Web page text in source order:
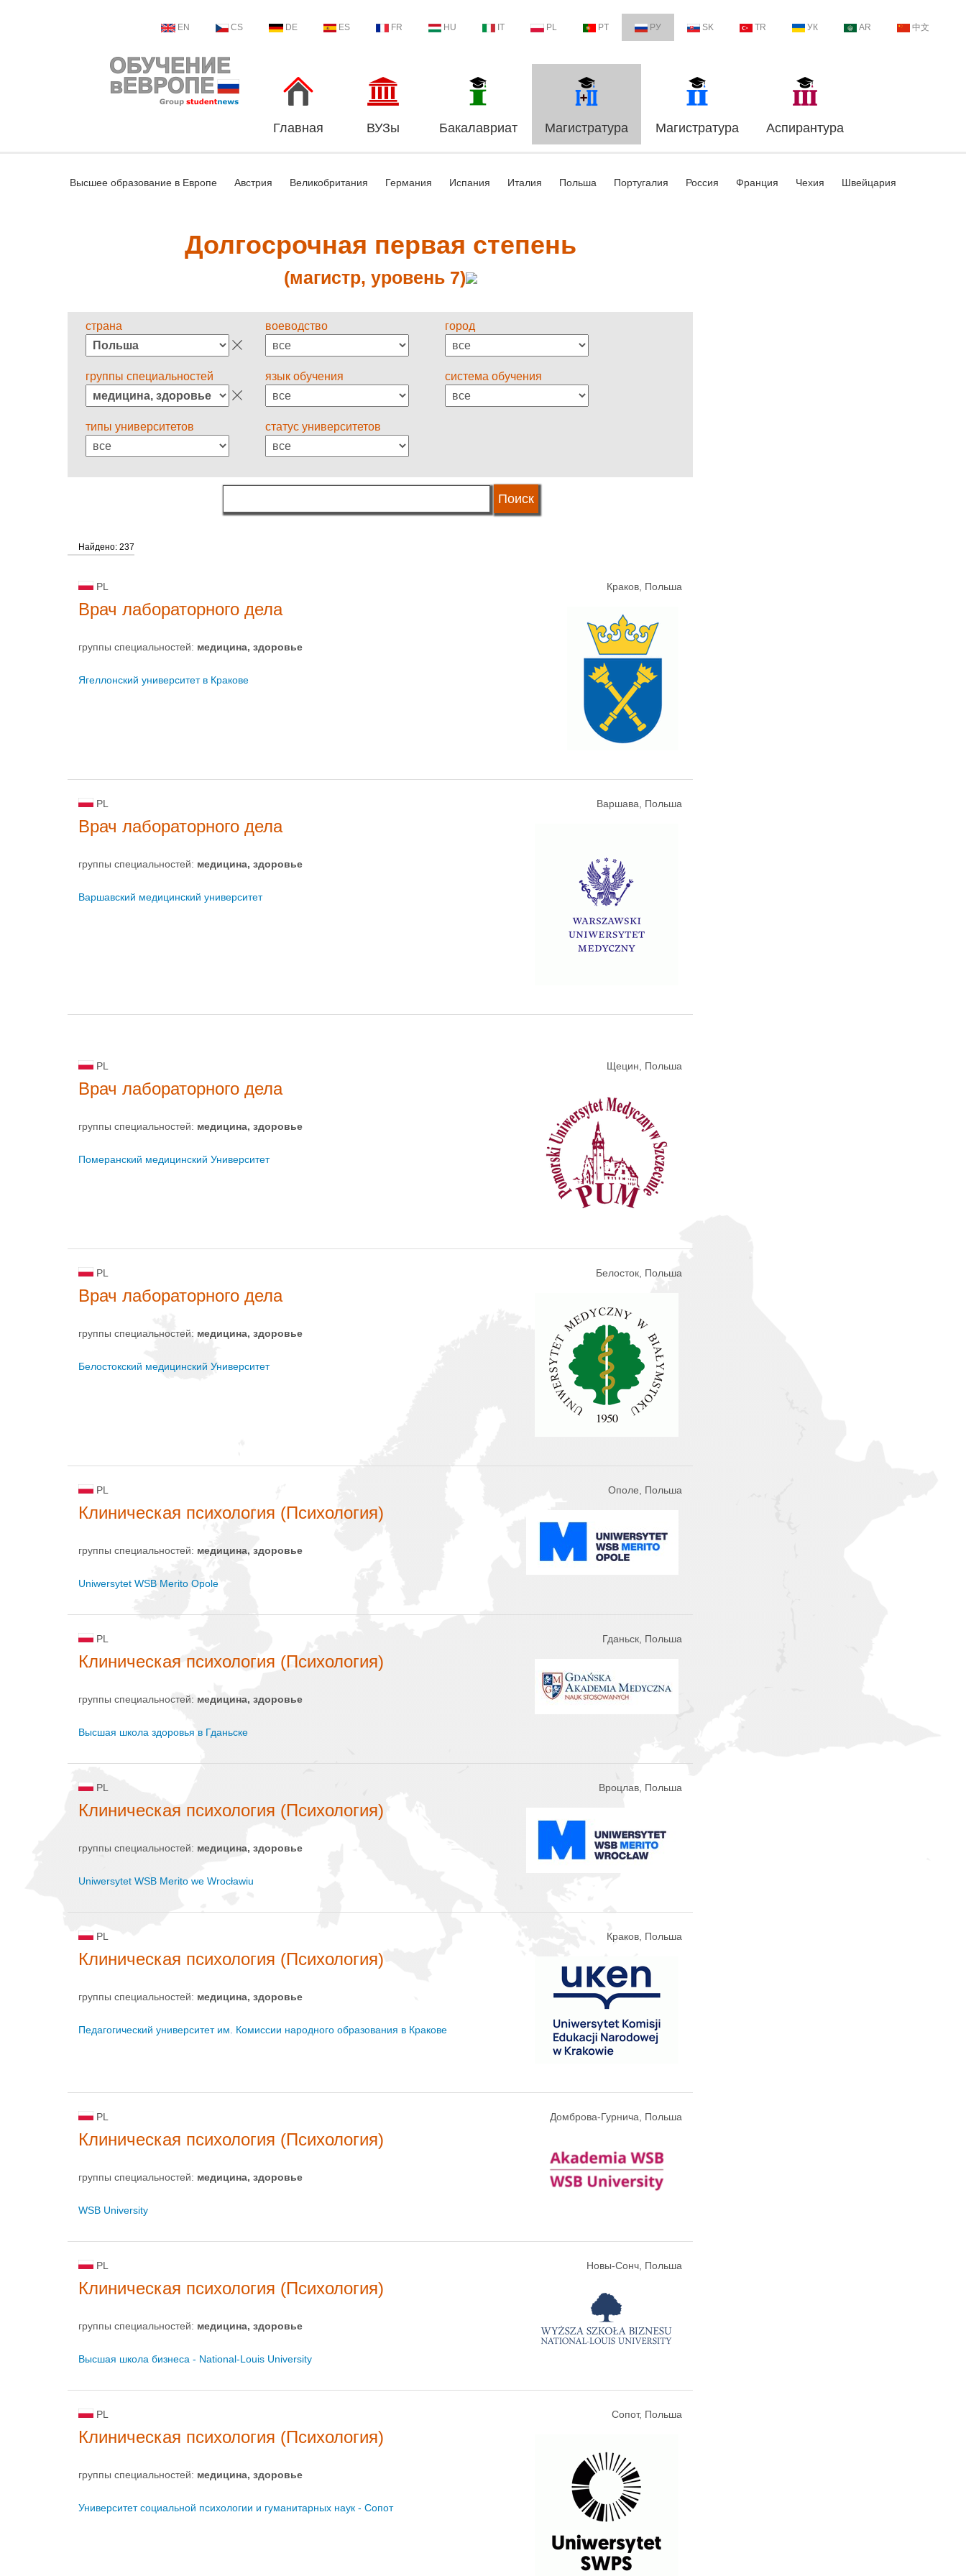
EN CS DE ES FR HU IT PL PT РУ SK TR УК AR 中文
Главная ВУЗы Бакалавриат Магистратура Магистратура Аспирантура
Высшее образование в Европе Австрия Великобритания Германия Испания Италия Польша Португалия Россия Франция Чехия Швейцария
Долгосрочная первая степень
(магистр, уровень 7)
страна воеводство город
группы специальностей язык обучения система обучения
типы университетов статус университетов
Найдено: 237
PL Краков, Польша
Врач лабораторного дела
группы специальностей: медицина, здоровье
Ягеллонский университет в Кракове
PL Варшава, Польша
Врач лабораторного дела
группы специальностей: медицина, здоровье
Варшавский медицинский университет
PL Щецин, Польша
Врач лабораторного дела
группы специальностей: медицина, здоровье
Померанский медицинский Университет
PL Белосток, Польша
Врач лабораторного дела
группы специальностей: медицина, здоровье
Белостокский медицинский Университет
PL Ополе, Польша
Клиническая психология (Психология)
группы специальностей: медицина, здоровье
Uniwersytet WSB Merito Opole
PL Гданьск, Польша
Клиническая психология (Психология)
группы специальностей: медицина, здоровье
Высшая школа здоровья в Гданьске
PL Вроцлав, Польша
Клиническая психология (Психология)
группы специальностей: медицина, здоровье
Uniwersytet WSB Merito we Wrocławiu
PL Краков, Польша
Клиническая психология (Психология)
группы специальностей: медицина, здоровье
Педагогический университет им. Комиссии народного образования в Кракове
PL Домброва-Гурнича, Польша
Клиническая психология (Психология)
группы специальностей: медицина, здоровье
WSB University
PL Новы-Сонч, Польша
Клиническая психология (Психология)
группы специальностей: медицина, здоровье
Высшая школа бизнеса - National-Louis University
PL Сопот, Польша
Клиническая психология (Психология)
группы специальностей: медицина, здоровье
Университет социальной психологии и гуманитарных наук - Сопот